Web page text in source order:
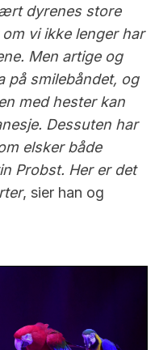
dyrenes store
vi ikke lenger har
Men artige og
på smilebåndet, og
med hester kan
Dessuten har
elsker både
Probst. Her er det
, sier han og